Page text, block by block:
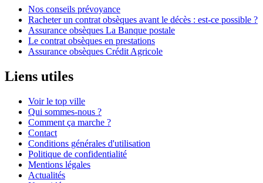
Nos conseils prévoyance
Racheter un contrat obsèques avant le décès : est-ce possible ?
Assurance obsèques La Banque postale
Le contrat obsèques en prestations
Assurance obsèques Crédit Agricole
Liens utiles
Voir le top ville
Qui sommes-nous ?
Comment ça marche ?
Contact
Conditions générales d'utilisation
Politique de confidentialité
Mentions légales
Actualités